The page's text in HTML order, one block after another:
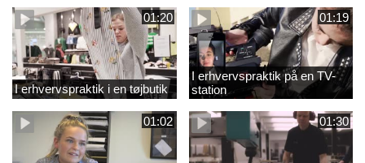
01:20
I erhvervspraktik i en tøjbutik
01:19
I erhvervspraktik på en TV-
station
01:02 01:30